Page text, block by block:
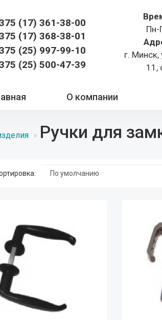
(17) 361-38-00
(17) 368-38-01
(25) 997-99-10
(25) 500-47-39
Пн-
г.
11,
О компании
Ручки для